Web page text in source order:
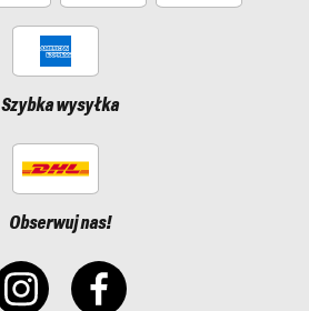
Szybka wysyłka
Obserwuj nas!